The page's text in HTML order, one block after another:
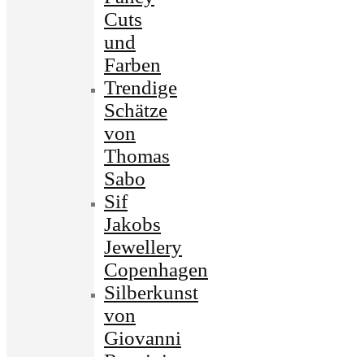
Cuts
und
Farben
Trendige
Schätze
von
Thomas
Sabo
Sif
Jakobs
Jewellery
Copenhagen
Silberkunst
von
Giovanni